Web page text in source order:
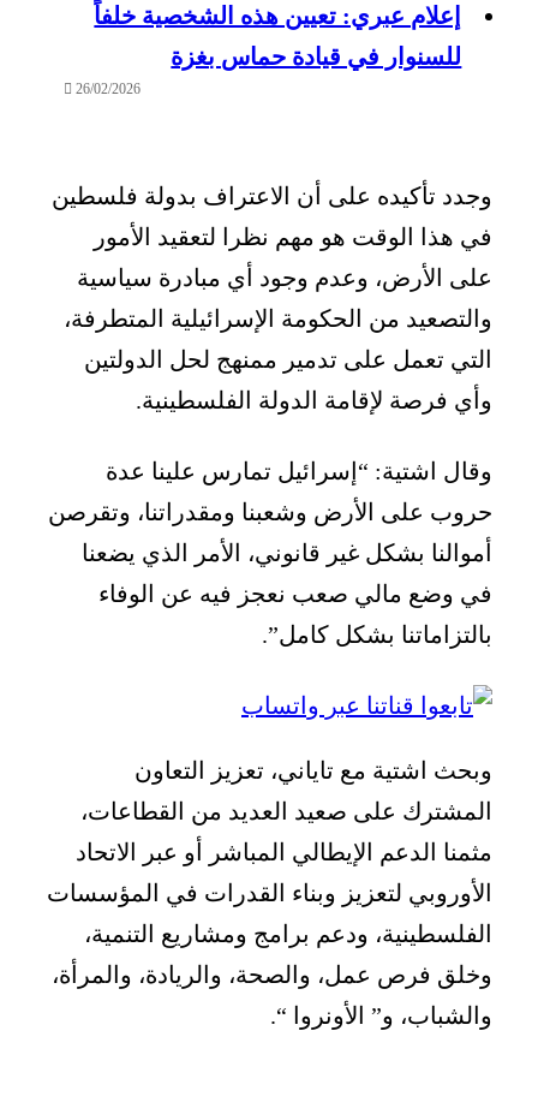
إعلام عبري: تعيين هذه الشخصية خلفاً
للسنوار في قيادة حماس بغزة
26/02/2026
وجدد تأكيده على أن الاعتراف بدولة فلسطين
في هذا الوقت هو مهم نظرا لتعقيد الأمور
على الأرض، وعدم وجود أي مبادرة سياسية
والتصعيد من الحكومة الإسرائيلية المتطرفة،
التي تعمل على تدمير ممنهج لحل الدولتين
وأي فرصة لإقامة الدولة الفلسطينية.
وقال اشتية: “إسرائيل تمارس علينا عدة
حروب على الأرض وشعبنا ومقدراتنا، وتقرصن
أموالنا بشكل غير قانوني، الأمر الذي يضعنا
في وضع مالي صعب نعجز فيه عن الوفاء
بالتزاماتنا بشكل كامل”.
وبحث اشتية مع تاياني، تعزيز التعاون
المشترك على صعيد العديد من القطاعات،
مثمنا الدعم الإيطالي المباشر أو عبر الاتحاد
الأوروبي لتعزيز وبناء القدرات في المؤسسات
الفلسطينية، ودعم برامج ومشاريع التنمية،
وخلق فرص عمل، والصحة، والريادة، والمرأة،
والشباب، و” الأونروا “.